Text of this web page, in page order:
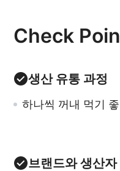
Check
생산 유통 과정
하나씩 꺼내 먹기
브랜드와 생산자